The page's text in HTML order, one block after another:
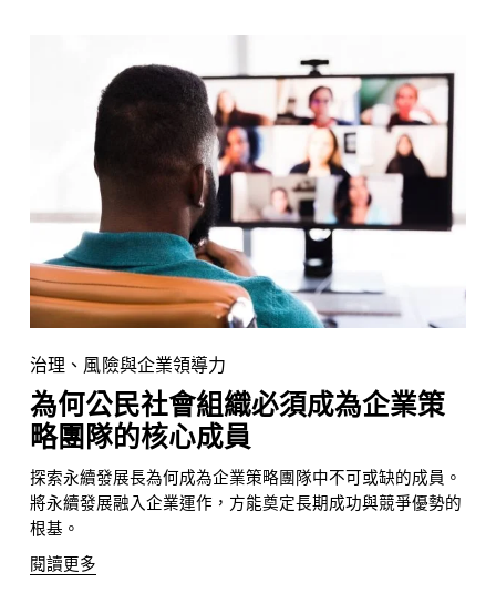
治理、風險與企業領導力
為何公民社會組織必須成為企業策
略團隊的核心成員
探索永續發展長為何成為企業策略團隊中不可或缺的成員。
將永續發展融入企業運作，方能奠定長期成功與競爭優勢的
根基。
閱讀更多